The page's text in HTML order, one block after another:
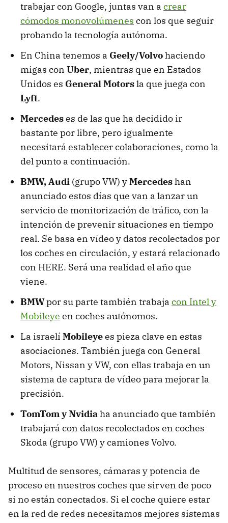
trabajar con Google, juntas van a crear
cómodos monovolúmenes con los que seguir
probando la tecnología autónoma.
En China tenemos a Geely/Volvohaciendo
migas con Uber, mientras que en Estados
Unidos es General Motorsla que juega con
Lyft.
Mercedeses de las que ha decidido ir
bastante por libre, pero igualmente
necesitará establecer colaboraciones, como la
del punto a continuación.
BMW, Audi (grupo VW) yMercedeshan
anunciado estos días que van a lanzar un
servicio de monitorización de tráfico, con la
intención de prevenir situaciones en tiempo
real. Se basa en vídeo y datos recolectados por
los coches en circulación, y estará relacionado
con HERE. Será una realidad el año que
viene.
BMWpor su parte también trabaja con Intel y
Mobileye en coches autónomos.
La israelí Mobileyees pieza clave en estas
asociaciones. También juega con General
Motors, Nissan y VW, con ellas trabaja en un
sistema de captura de vídeo para mejorar la
precisión.
TomTom y Nvidiaha anunciado que también
trabajará con datos recolectados en coches
Skoda (grupo VW) y camiones Volvo.
Multitud de sensores, cámaras y potencia de
proceso en nuestros coches que sirven de poco
si no están conectados. Si el coche quiere estar
en la red de redes necesitamos mejores sistemas